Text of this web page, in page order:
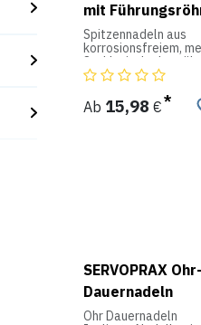
mit
Spitzennadeln aus
korrosionsfreiem,
Stahl mit der
einstichfreundlichen
Spitzengeometrie
besserer
(mehrfach poliert),
Kunststoffgriff.
geliefert. Enthält
Ab 15,98 €
SERVOPRAX Ohr-
Dauernadeln
Ohr Dauernadeln